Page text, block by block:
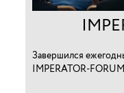
Завершился
IMPERATOR-